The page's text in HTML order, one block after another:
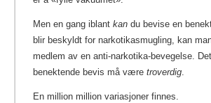
Men en gang iblant kan du bevise en
blir beskyldt for narkotikasmugling, kan
medlem av en anti-narkotika-bevegelse.
benektende bevis må være troverdig.
En million million variasjoner finnes.